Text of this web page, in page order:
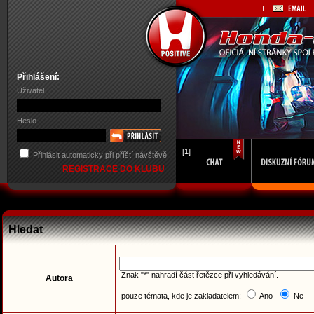
Přihlášení:
Uživatel
Heslo
Přihlásit automaticky při příští návštěvě
REGISTRACE DO KLUBU
[1]
Hledat
Autora Znak "*" nahradí část řetězce při vyhledávání.
pouze témata, kde je zakladatelem: Ano Ne